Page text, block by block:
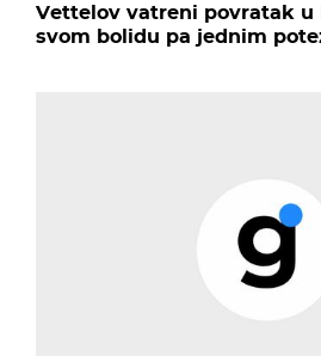
Vettelov vatreni povratak u
svom bolidu pa jednim